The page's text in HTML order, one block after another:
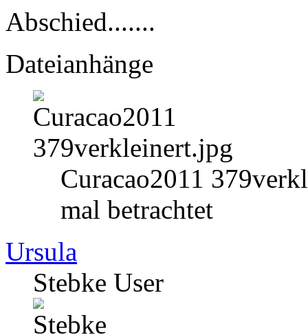
Abschied.......
Dateianhänge
Curacao2011
mal betrachtet
Ursula
Stebke User